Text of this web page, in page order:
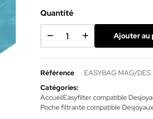
Quantité
Ajouter au
Référence
EASYBAG MAG/DES
Catégories:
AccueilEasyfilter compatible
Poche filtrante compatible Desjoyaux